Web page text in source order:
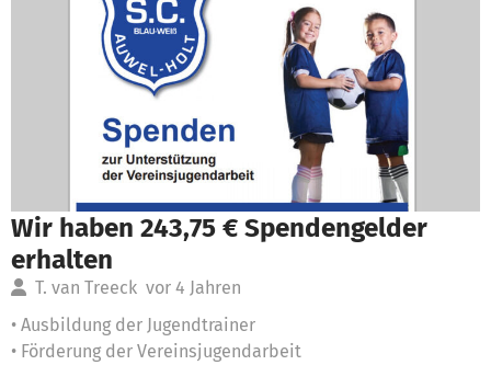
Wir haben 243,75 € Spendengelder
erhalten
T. van Treeck vor 4 Jahren
• Ausbildung der Jugendtrainer
• Förderung der Vereinsjugendarbeit